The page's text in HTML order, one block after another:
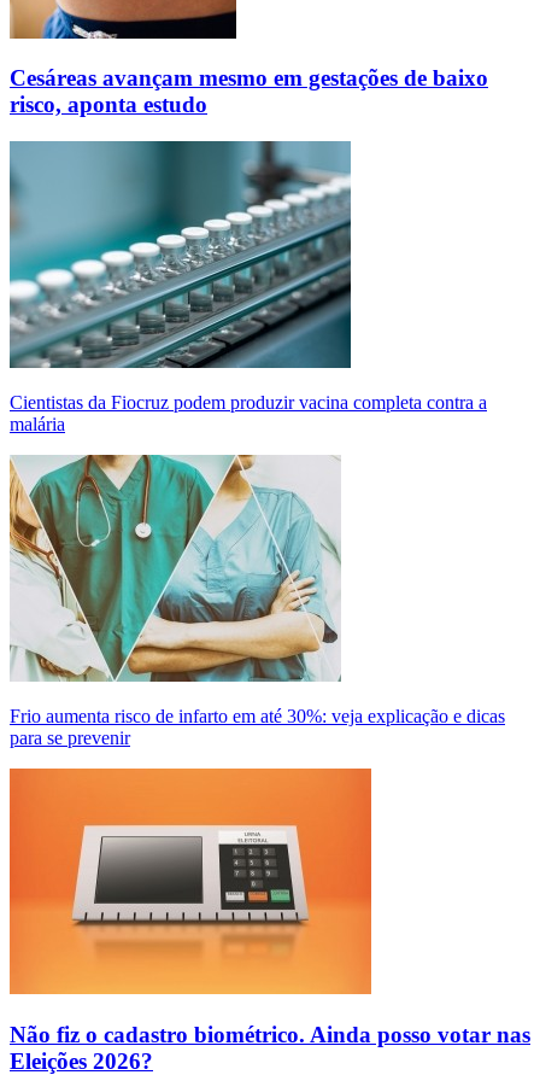
Cesáreas avançam mesmo em gestações de baixo
risco, aponta estudo
Cientistas da Fiocruz podem produzir vacina completa contra a
malária
Frio aumenta risco de infarto em até 30%: veja explicação e dicas
para se prevenir
Não fiz o cadastro biométrico. Ainda posso votar nas
Eleições 2026?